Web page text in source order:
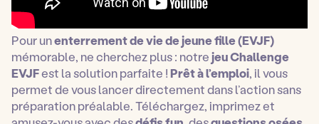
Pour unenterrement de vie de jeune fille (EVJF)
mémorable, ne cherchez plus : notrejeu Challenge
EVJFest la solution parfaite !Prêt à l’emploi, il vous
permet de vous lancer directement dans l’action sans
préparation préalable. Téléchargez, imprimez et